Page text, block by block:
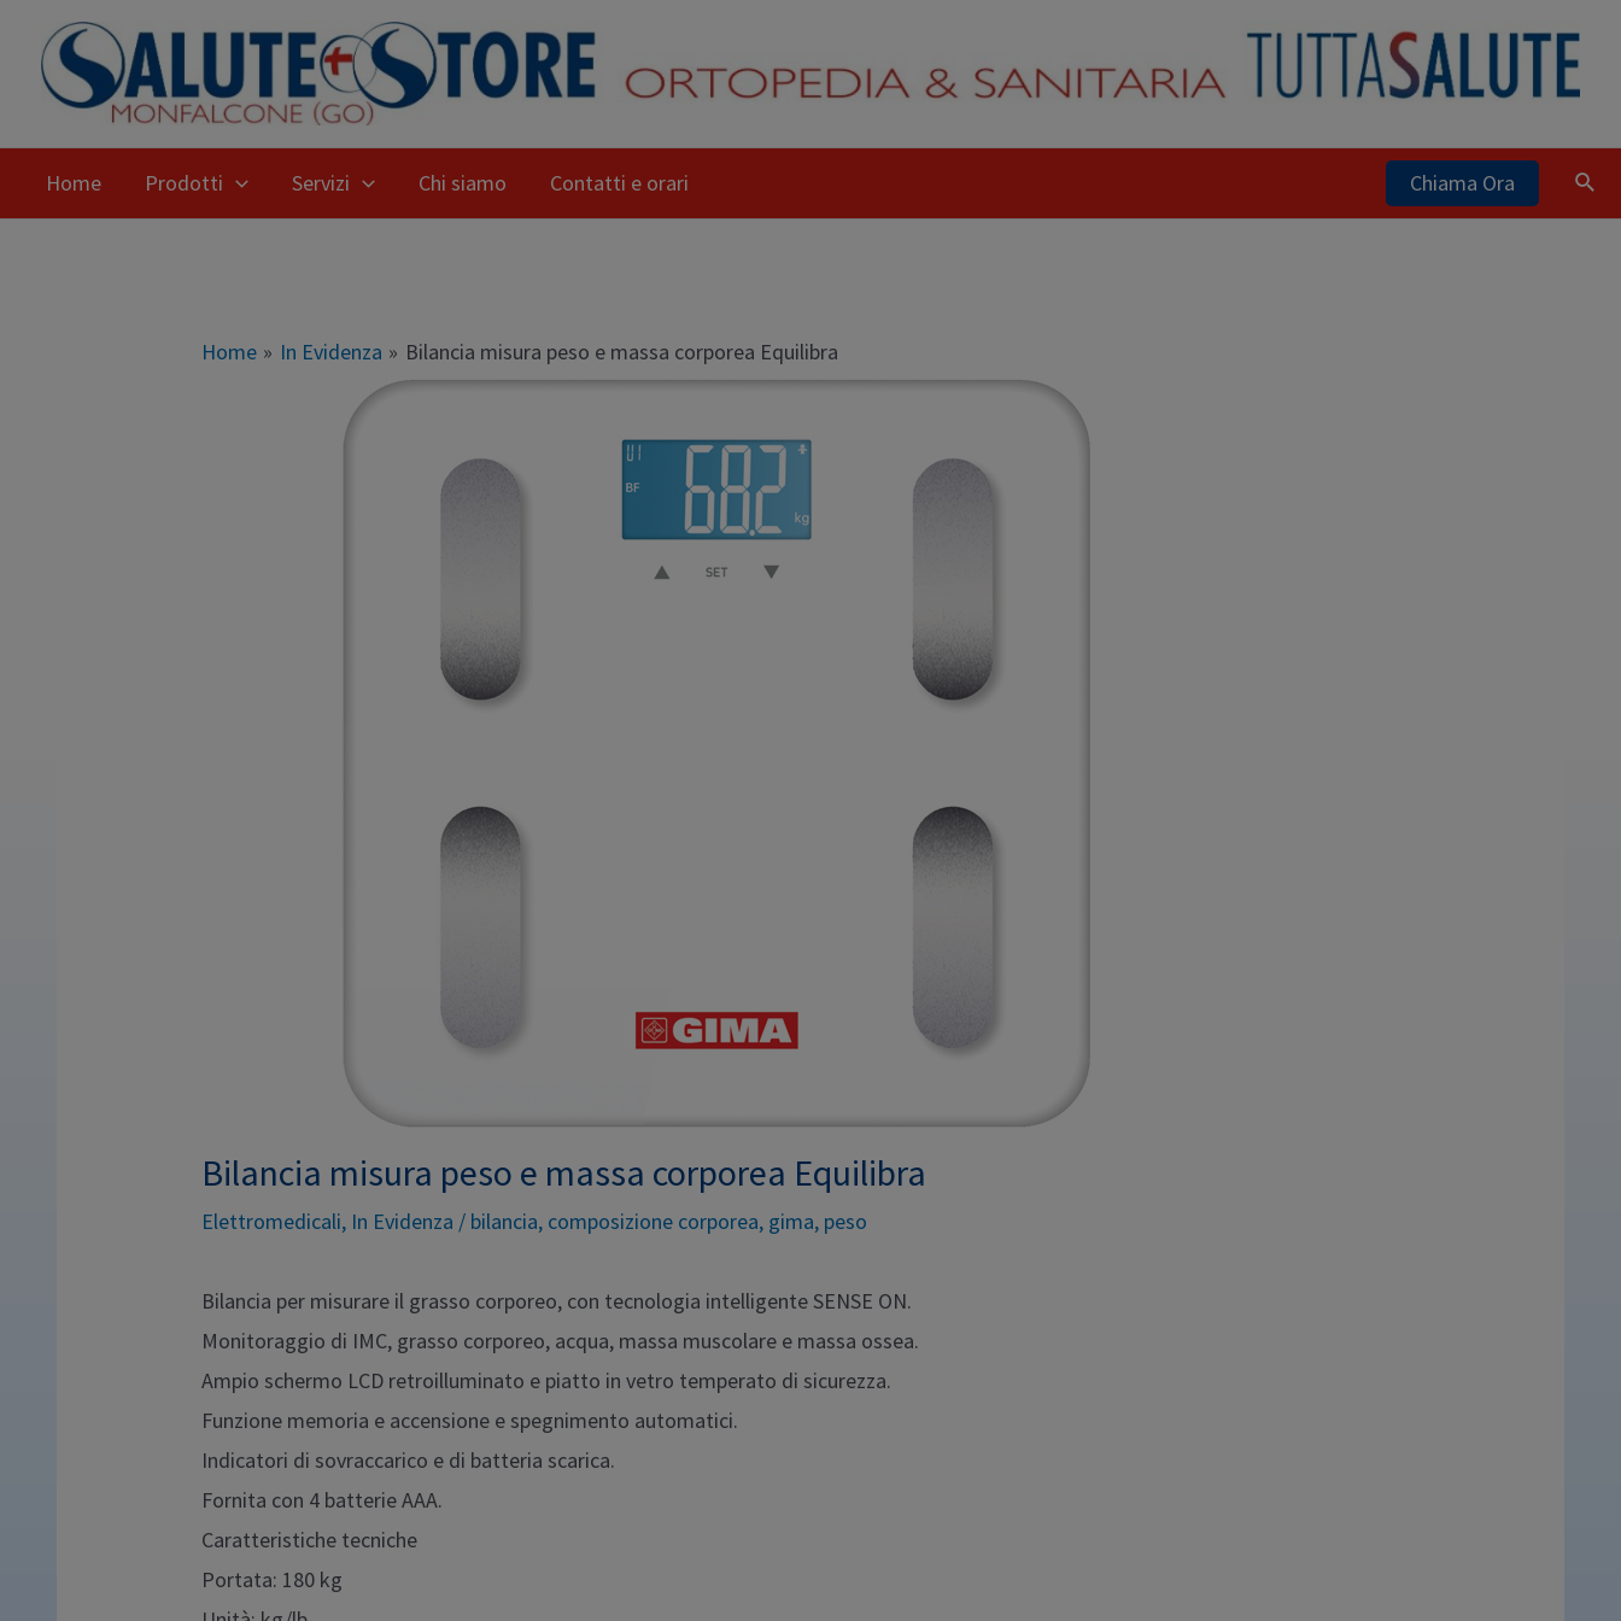
Home Prodotti Servizi Chi siamo Contatti e orari Chiama Ora
Home In Evidenza Bilancia misura peso e massa corporea Equilibra
Bilancia misura peso e massa corporea Equilibra
Elettromedicali, In Evidenza / bilancia, composizione corporea, gima, peso
Bilancia per misurare il grasso corporeo, con tecnologia intelligente SENSE ON.
Monitoraggio di IMC, grasso corporeo, acqua, massa muscolare e massa ossea.
Ampio schermo LCD retroilluminato e piatto in vetro temperato di sicurezza.
Funzione memoria e accensione e spegnimento automatici.
Indicatori di sovraccarico e di batteria scarica.
Fornita con 4 batterie AAA.
Caratteristiche tecniche
Portata: 180 kg